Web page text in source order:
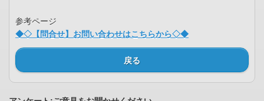
参考ページ
◆◇【問合せ】お問い合わせはこちらから◇◆
戻る